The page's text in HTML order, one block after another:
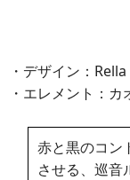
・デザイン：Rella
・エレメント：カ
赤と黒のコン
させる、巡音